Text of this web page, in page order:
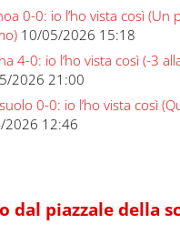
0-0: io l’ho vista così (Un
10/05/2026 15:18
4-0: io l’ho vista così (-3
2026 21:00
0-0: io l’ho vista così
2026 12:46
dal piazzale della